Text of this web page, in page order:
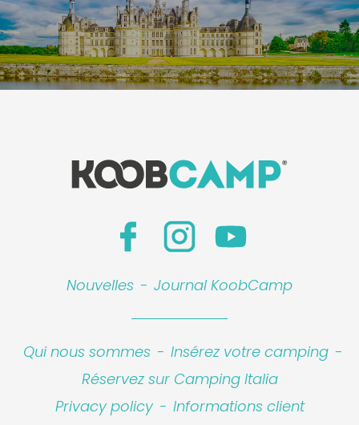
Nouvelles - Journal KoobCamp
Qui nous sommes - Insérez votre camping -
Réservez sur Camping Italia
Privacy policy - Informations client